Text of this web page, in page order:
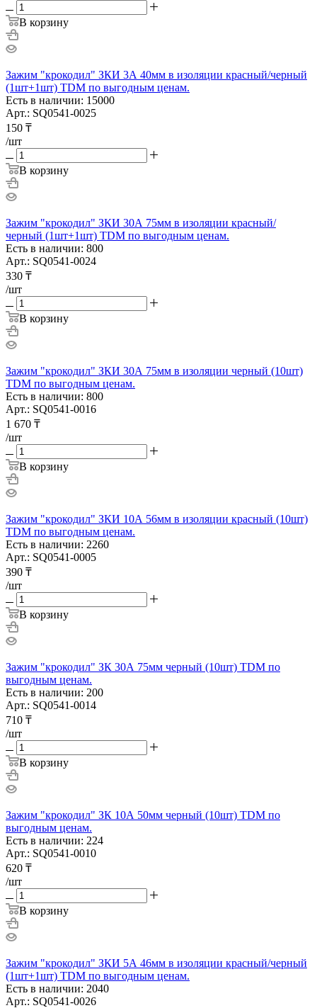
В корзину
Зажим "крокодил" ЗКИ 3А 40мм в изоляции красный/черный
(1шт+1шт) TDM по выгодным ценам.
Есть в наличии: 15000
Арт.: SQ0541-0025
150 ₸
/шт
В корзину
Зажим "крокодил" ЗКИ 30А 75мм в изоляции красный/
черный (1шт+1шт) TDM по выгодным ценам.
Есть в наличии: 800
Арт.: SQ0541-0024
330 ₸
/шт
В корзину
Зажим "крокодил" ЗКИ 30А 75мм в изоляции черный (10шт)
TDM по выгодным ценам.
Есть в наличии: 800
Арт.: SQ0541-0016
1 670 ₸
/шт
В корзину
Зажим "крокодил" ЗКИ 10А 56мм в изоляции красный (10шт)
TDM по выгодным ценам.
Есть в наличии: 2260
Арт.: SQ0541-0005
390 ₸
/шт
В корзину
Зажим "крокодил" ЗК 30А 75мм черный (10шт) TDM по
выгодным ценам.
Есть в наличии: 200
Арт.: SQ0541-0014
710 ₸
/шт
В корзину
Зажим "крокодил" ЗК 10А 50мм черный (10шт) TDM по
выгодным ценам.
Есть в наличии: 224
Арт.: SQ0541-0010
620 ₸
/шт
В корзину
Зажим "крокодил" ЗКИ 5А 46мм в изоляции красный/черный
(1шт+1шт) TDM по выгодным ценам.
Есть в наличии: 2040
Арт.: SQ0541-0026